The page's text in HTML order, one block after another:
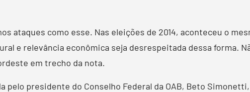
ataques como esse. Nas eleições de 2014, aconteceu o
e relevância econômica seja desrespeitada dessa forma.
em trecho da nota.
pelo presidente do Conselho Federal da OAB, Beto